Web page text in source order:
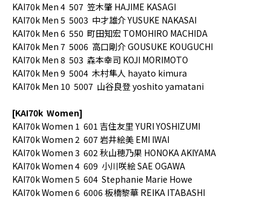
KAI70k Men 4 507 笠木肇 HAJIME KASAGI
KAI70k Men 5 5003 中才雄介 YUSUKE NAKASAI
KAI70k Men 6 550 町田知宏 TOMOHIRO MACHIDA
KAI70k Men 7 5006 高口剛介 GOUSUKE KOUGUCHI
KAI70k Men 8 503 森本幸司 KOJI MORIMOTO
KAI70k Men 9 5004 木村隼人 hayato kimura
KAI70k Men 10 5007 山谷良登 yoshito yamatani
[KAI70k Women]
KAI70k Women 1 601 吉住友里 YURI YOSHIZUMI
KAI70k Women 2 607 岩井絵美 EMI IWAI
KAI70k Women 3 602 秋山穂乃果 HONOKA AKIYAMA
KAI70k Women 4 609 小川咲絵 SAE OGAWA
KAI70k Women 5 604 Stephanie Marie Howe
KAI70k Women 6 6006 板橋黎華 REIKA ITABASHI